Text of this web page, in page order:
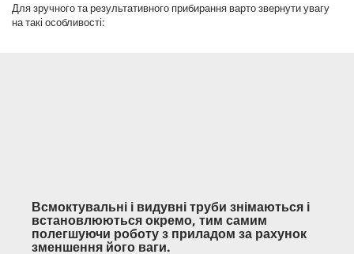
Для зручного та результативного прибирання варто звернути увагу
на такі особливості:
Всмоктувальні і видувні труби знімаються і
встановлюються окремо, тим самим
полегшуючи роботу з приладом за рахунок
зменшення його ваги.